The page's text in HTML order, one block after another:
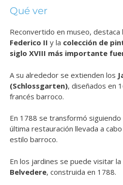
Qué ver
Reconvertido en museo, destaca
Federico II y la colección de
siglo XVIII más importante
A su alrededor se extienden los
(Schlossgarten), diseñados en
francés barroco.
En 1788 se transformó siguiendo
última restauración llevada a
estilo barroco.
En los jardines se puede visitar la
Belvedere, construida en 1788.